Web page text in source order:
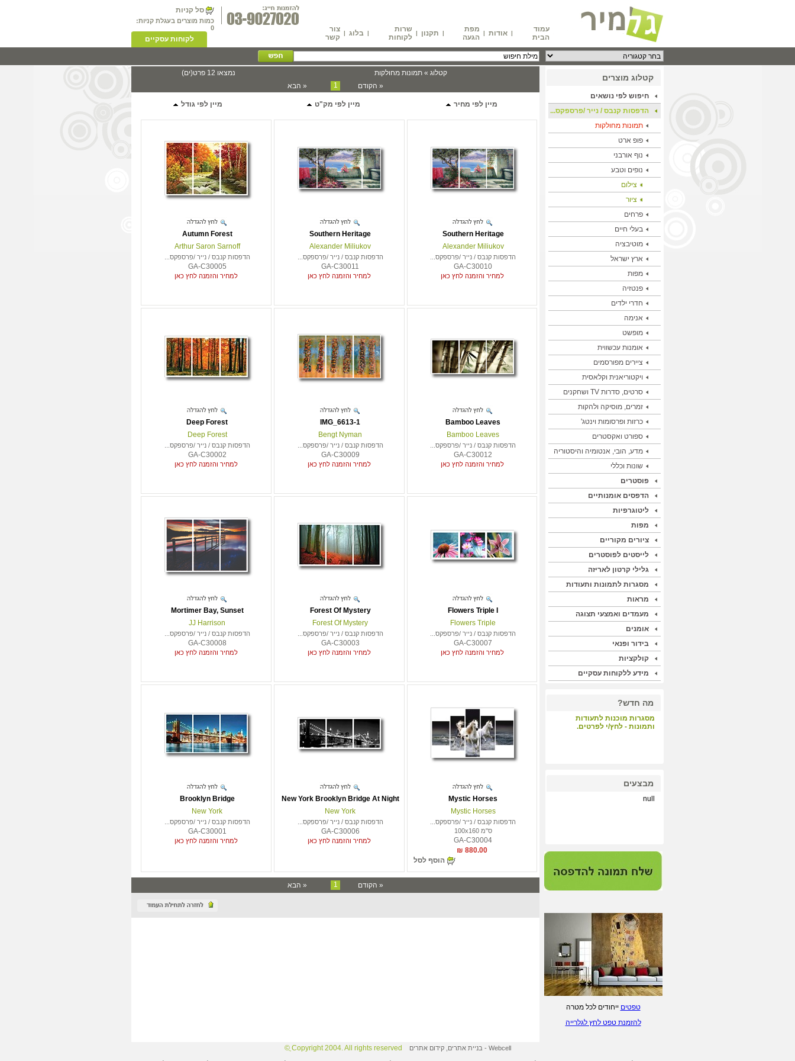
עמוד
הבית
| אודות |
מפת
הגעה
| תקנון |
שרות
לקוחות
| בלוג | צור
קשר
סל קניות
כמות מוצרים בעגלת קניות:
0
לקוחות עסקיים
קטלוג מוצרים
חיפוש לפי נושאים
הדפסות קנבס / נייר /פרספקס...
תמונות מחולקות
פופ ארט
נוף אורבני
נופים וטבע
צילום
ציור
פרחים
בעלי חיים
מוטיבציה
ארץ ישראל
מפות
פנטזיה
חדרי ילדים
אנימה
מופשט
אומנות עכשווית
ציירים מפורסמים
ויקטוריאנית וקלאסית
סרטים, סדרות TV ושחקנים
זמרים, מוסיקה ולהקות
כרזות ופרסומות וינטג'
ספורט ואקסטרים
מדע, הובי, אנטומיה והיסטוריה
שונות וכללי
פוסטרים
הדפסים אומנותיים
ליטוגרפיות
מפות
ציורים מקוריים
לייסטים לפוסטרים
גלילי קרטון לאריזה
מסגרות לתמונות ותעודות
מראות
מעמדים ואמצעי תצוגה
אומנים
בידור ופנאי
קולקציות
מידע ללקוחות עסקיים
מה חדש?
מסגרות מוכנות לתעודות
ותמונות - לחץ/י לפרטים.
וסימולציה - לחץ/י לפרטים.
ישראלים - לחץ/י לפרטים.
הדפסת טפטים מעוצבים - לחץ/י
לפרטים
מבצעים
null
טפטים ייחודים לכל מטרה
להזמנת טפט לחץ לגלרייה
קטלוג » תמונות מחולקות
נמצאו 12 פרט(ים)
« הקודם
1 « הבא
מיין לפי מחיר מיין לפי מק"ט מיין לפי גודל
Southern Heritage
Alexander Miliukov
הדפסות קנבס / נייר /פרספקס...
GA-C30010
למחיר והזמנה לחץ כאן
Southern Heritage
Alexander Miliukov
הדפסות קנבס / נייר /פרספקס...
GA-C30011
למחיר והזמנה לחץ כאן
Autumn Forest
Arthur Saron Sarnoff
הדפסות קנבס / נייר /פרספקס...
GA-C30005
למחיר והזמנה לחץ כאן
Bamboo Leaves
Bamboo Leaves
הדפסות קנבס / נייר /פרספקס...
GA-C30012
למחיר והזמנה לחץ כאן
IMG_6613-1
Bengt Nyman
הדפסות קנבס / נייר /פרספקס...
GA-C30009
למחיר והזמנה לחץ כאן
Deep Forest
Deep Forest
הדפסות קנבס / נייר /פרספקס...
GA-C30002
למחיר והזמנה לחץ כאן
Flowers Triple I
Flowers Triple
הדפסות קנבס / נייר /פרספקס...
GA-C30007
למחיר והזמנה לחץ כאן
Forest Of Mystery
Forest Of Mystery
הדפסות קנבס / נייר /פרספקס...
GA-C30003
למחיר והזמנה לחץ כאן
Mortimer Bay, Sunset
JJ Harrison
הדפסות קנבס / נייר /פרספקס...
GA-C30008
למחיר והזמנה לחץ כאן
Mystic Horses
Mystic Horses
הדפסות קנבס / נייר /פרספקס...
ס"מ 100x160
GA-C30004
880.00 ₪
הוסף לסל
New York Brooklyn Bridge At Night
New York
הדפסות קנבס / נייר /פרספקס...
GA-C30006
למחיר והזמנה לחץ כאן
Brooklyn Bridge
New York
הדפסות קנבס / נייר /פרספקס...
GA-C30001
למחיר והזמנה לחץ כאן
« הקודם 1 « הבא
Webcell
- בניית אתרים ,קידום אתרים Copyright 2004. All rights reserved ֲ©